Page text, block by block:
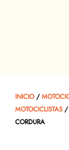
INICIO/
MOTOCICLISTAS /
CORDURA